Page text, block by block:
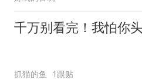
千万别看完！我怕你
抓猫的鱼 1跟贴